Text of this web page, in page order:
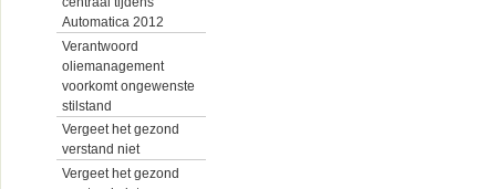
Automatica 2012
Verantwoord
oliemanagement
voorkomt ongewenste
stilstand
Vergeet het gezond
verstand niet
Vergeet het gezond